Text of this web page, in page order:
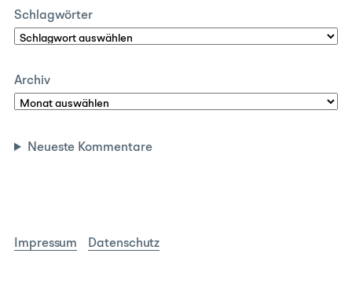
Schlagwörter
Archiv
Neueste Kommentare
Impressum Datenschutz